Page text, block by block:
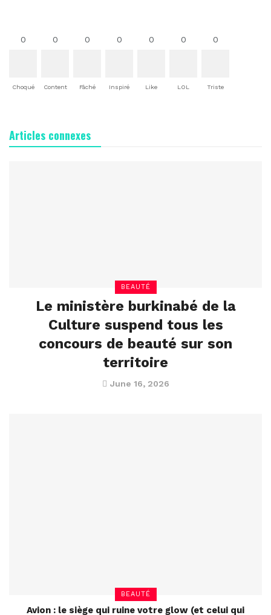
0
Choqué
0
Content
0
Fâché
0
Inspiré
0
Like
0
LOL
0
Triste
Articles connexes
BEAUTÉ
Le ministère burkinabé de la
Culture suspend tous les
concours de beauté sur son
territoire
June 16, 2026
BEAUTÉ
Avion : le siège qui ruine votre glow (et celui qui